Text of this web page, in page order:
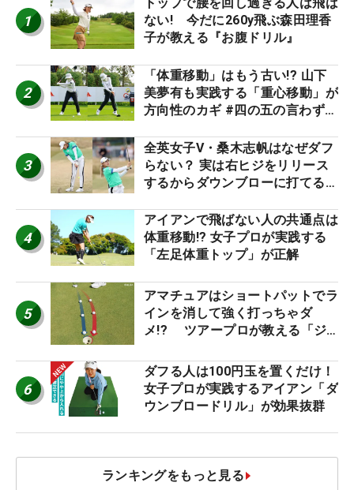
1
ない! 今だに260y飛ぶ森田理香
子が教える『お腹ドリル』
2
「体重移動」はもう古い!? 山下
美夢有も実践する「重心移動」が
方向性のカギ #四の五の言わず振
3
全英女子V・桑木志帆はなぜダフ
らない？ 実は右ヒジをリリース
するからダウンブローに打てる #
4
アイアンで飛ばない人の共通点は
体重移動!? 女子プロが実践する
「左足体重トップ」が正解
5
アマチュアはショートパットでラ
インを消して強く打っちゃダ
メ!? ツアープロが教える「ジ
減するワケ
6
ダフる人は100円玉を置くだけ！
女子プロが実践するアイアン「ダ
ウンブロードリル」が効果抜群
ランキングをもっと見る